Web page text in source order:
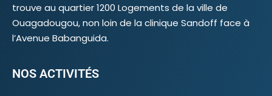
trouve au quartier 1200 Logements de la ville de
Ouagadougou, non loin de la clinique Sandoff face à
l’Avenue Babanguida.
NOS ACTIVITÉS